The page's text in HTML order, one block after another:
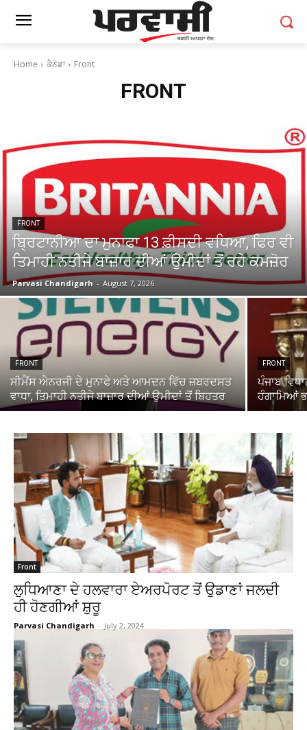
Home ਕੈਨੇਡਾ Front
FRONT
FRONT
ਬ੍ਰਿਟਾਨੀਆ ਦਾ ਮੁਨਾਫਾ 13 ਫ਼ੀਸਦੀ ਵਧਿਆ, ਫਿਰ ਵੀ
ਤਿਮਾਹੀ ਨਤੀਜੇ ਬਾਜ਼ਾਰ ਦੀਆਂ ਉਮੀਦਾਂ ਤੋਂ ਰਹੇ ਕਮਜ਼ੋਰ
Parvasi Chandigarh - August 7, 2026
FRONT
ਸੀਮੈਂਸ ਐਨਰਜੀ ਦੇ ਮੁਨਾਫੇ ਅਤੇ ਆਮਦਨ ਵਿੱਚ ਜ਼ਬਰਦਸਤ
ਵਾਧਾ, ਤਿਮਾਹੀ ਨਤੀਜੇ ਬਾਜ਼ਾਰ ਦੀਆਂ ਉਮੀਦਾਂ ਤੋਂ ਬਿਹਤਰ
FRONT
ਪੰਜਾਬ
ਹੰਗਾਮਿਆਂ
Front
ਲੁਧਿਆਣਾ ਦੇ ਹਲਵਾਰਾ ਏਅਰਪੋਰਟ ਤੋਂ ਉਡਾਣਾਂ ਜਲਦੀ
ਹੀ ਹੋਣਗੀਆਂ ਸ਼ੁਰੂ
Parvasi Chandigarh - July 2, 2024